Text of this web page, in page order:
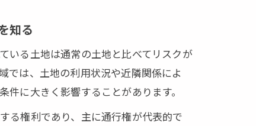
知る
いる土地は通常の土地と比べてリスクが
では、土地の利用状況や近隣関係によ
に大きく影響することがあります。
る権利であり、主に通行権が代表的で